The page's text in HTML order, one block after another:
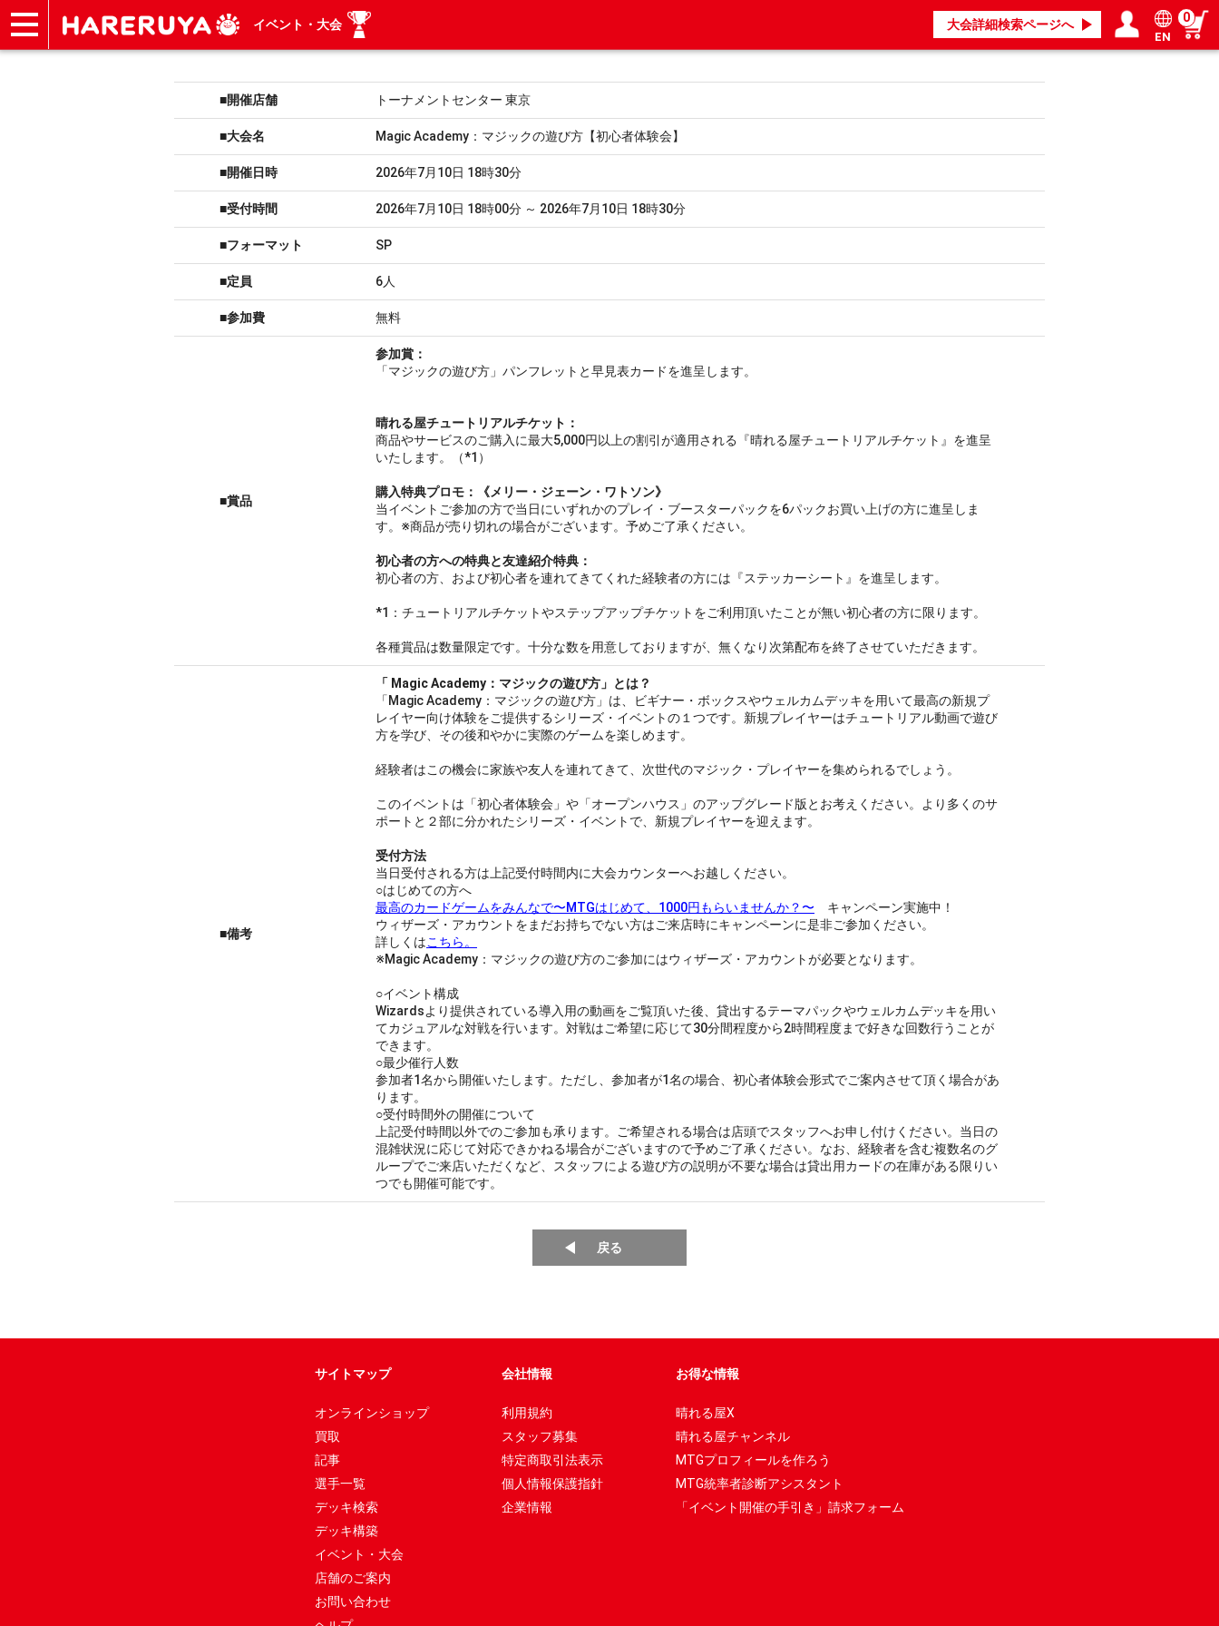
イベント・大会 大会詳細検索ページへ
EN
0
■開催店舗 トーナメントセンター 東京
■大会名 Magic Academy：マジックの遊び方【初心者体験会】
■開催日時 2026年7月10日 18時30分
■受付時間 2026年7月10日 18時00分 ～ 2026年7月10日 18時30分
■フォーマット SP
■定員 6人
■参加費 無料
■賞品
参加賞：
「マジックの遊び方」パンフレットと早見表カードを進呈します。
晴れる屋チュートリアルチケット：
商品やサービスのご購入に最大5,000円以上の割引が適用される『晴れる屋チュートリアルチケット』を進呈
いたします。（*1）
購入特典プロモ：《メリー・ジェーン・ワトソン》
当イベントご参加の方で当日にいずれかのプレイ・ブースターパックを6パックお買い上げの方に進呈しま
す。※商品が売り切れの場合がございます。予めご了承ください。
初心者の方への特典と友達紹介特典：
初心者の方、および初心者を連れてきてくれた経験者の方には『ステッカーシート』を進呈します。
*1：チュートリアルチケットやステップアップチケットをご利用頂いたことが無い初心者の方に限ります。
各種賞品は数量限定です。十分な数を用意しておりますが、無くなり次第配布を終了させていただきます。
■備考
「 Magic Academy：マジックの遊び方」とは？
「Magic Academy：マジックの遊び方」は、ビギナー・ボックスやウェルカムデッキを用いて最高の新規プ
レイヤー向け体験をご提供するシリーズ・イベントの１つです。新規プレイヤーはチュートリアル動画で遊び
方を学び、その後和やかに実際のゲームを楽しめます。
経験者はこの機会に家族や友人を連れてきて、次世代のマジック・プレイヤーを集められるでしょう。
このイベントは「初心者体験会」や「オープンハウス」のアップグレード版とお考えください。より多くのサ
ポートと２部に分かれたシリーズ・イベントで、新規プレイヤーを迎えます。
受付方法
当日受付される方は上記受付時間内に大会カウンターへお越しください。
○はじめての方へ
最高のカードゲームをみんなで〜MTGはじめて、1000円もらいませんか？〜 キャンペーン実施中！
ウィザーズ・アカウントをまだお持ちでない方はご来店時にキャンペーンに是非ご参加ください。
詳しくはこちら。
※Magic Academy：マジックの遊び方のご参加にはウィザーズ・アカウントが必要となります。
○イベント構成
Wizardsより提供されている導入用の動画をご覧頂いた後、貸出するテーマパックやウェルカムデッキを用い
てカジュアルな対戦を行います。対戦はご希望に応じて30分間程度から2時間程度まで好きな回数行うことが
できます。
○最少催行人数
参加者1名から開催いたします。ただし、参加者が1名の場合、初心者体験会形式でご案内させて頂く場合があ
ります。
○受付時間外の開催について
上記受付時間以外でのご参加も承ります。ご希望される場合は店頭でスタッフへお申し付けください。当日の
混雑状況に応じて対応できかねる場合がございますので予めご了承ください。なお、経験者を含む複数名のグ
ループでご来店いただくなど、スタッフによる遊び方の説明が不要な場合は貸出用カードの在庫がある限りい
つでも開催可能です。
戻る
サイトマップ
オンラインショップ
買取
記事
選手一覧
デッキ検索
デッキ構築
イベント・大会
店舗のご案内
お問い合わせ
会社情報
利用規約
スタッフ募集
特定商取引法表示
個人情報保護指針
企業情報
お得な情報
晴れる屋X
晴れる屋チャンネル
MTGプロフィールを作ろう
MTG統率者診断アシスタント
「イベント開催の手引き」請求フォーム